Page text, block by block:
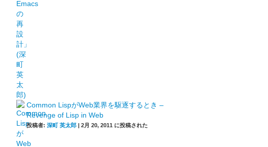
Common LispがWeb業界を駆逐するとき –
Revenge of Lisp in Web
投稿者:深町 英太郎 |2月 20, 2011 に投稿された